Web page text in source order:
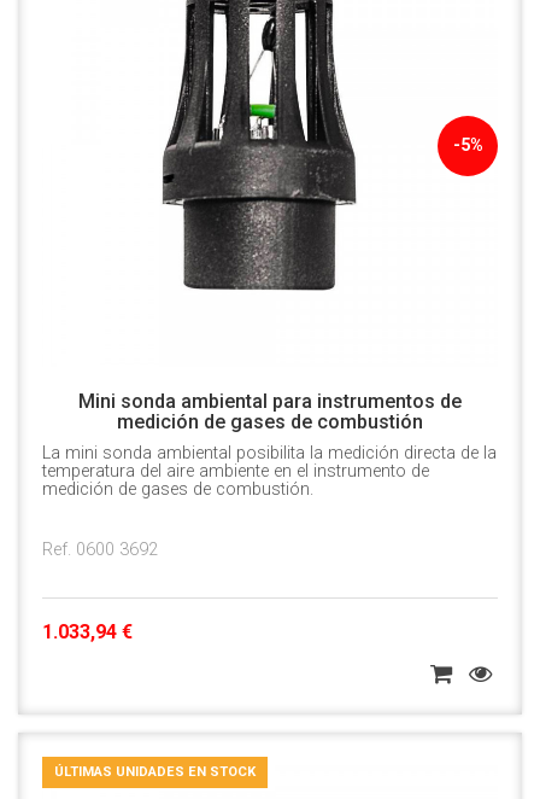
-5%
Mini sonda ambiental para instrumentos de
medición de gases de combustión
La mini sonda ambiental posibilita la medición directa de la
temperatura del aire ambiente en el instrumento de
medición de gases de combustión.
Ref. 0600 3692
1.033,94 €
ÚLTIMAS UNIDADES EN STOCK